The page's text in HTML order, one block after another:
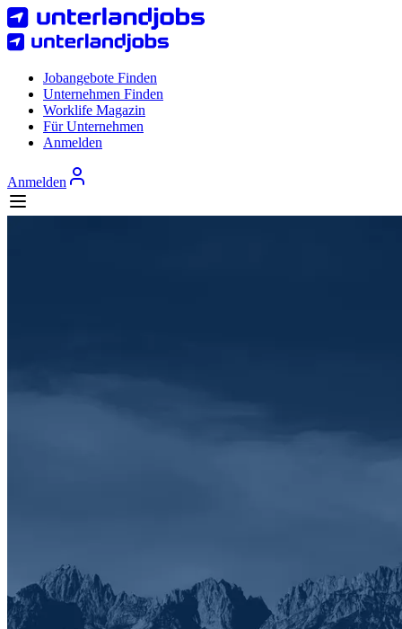
Jobangebote Finden
Unternehmen Finden
Worklife Magazin
Für Unternehmen
Anmelden
Anmelden